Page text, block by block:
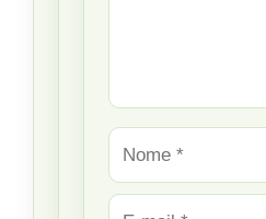
Nome
E-